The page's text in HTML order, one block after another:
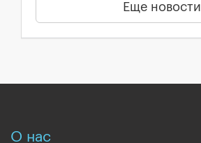
Еще новости
О нас